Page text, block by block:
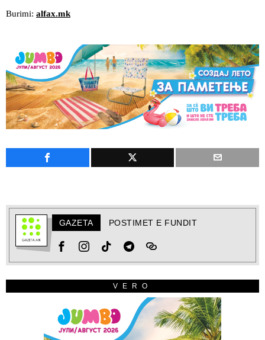
Burimi: alfax.mk
GAZETA POSTIMET E FUNDIT
VERO